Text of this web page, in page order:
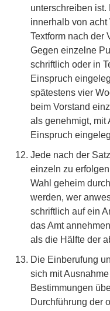
unterschreiben
innerhalb von
Textform nach der
Gegen einzelne
schriftlich oder in
Einspruch
spätestens vier
beim Vorstand
als genehmigt, mit
Einspruch
Jede nach der
einzeln zu
Wahl geheim
werden, wer
schriftlich auf ein
das Amt
als die Hälfte der
Die Einberufung
sich mit
Bestimmungen
Durchführung der